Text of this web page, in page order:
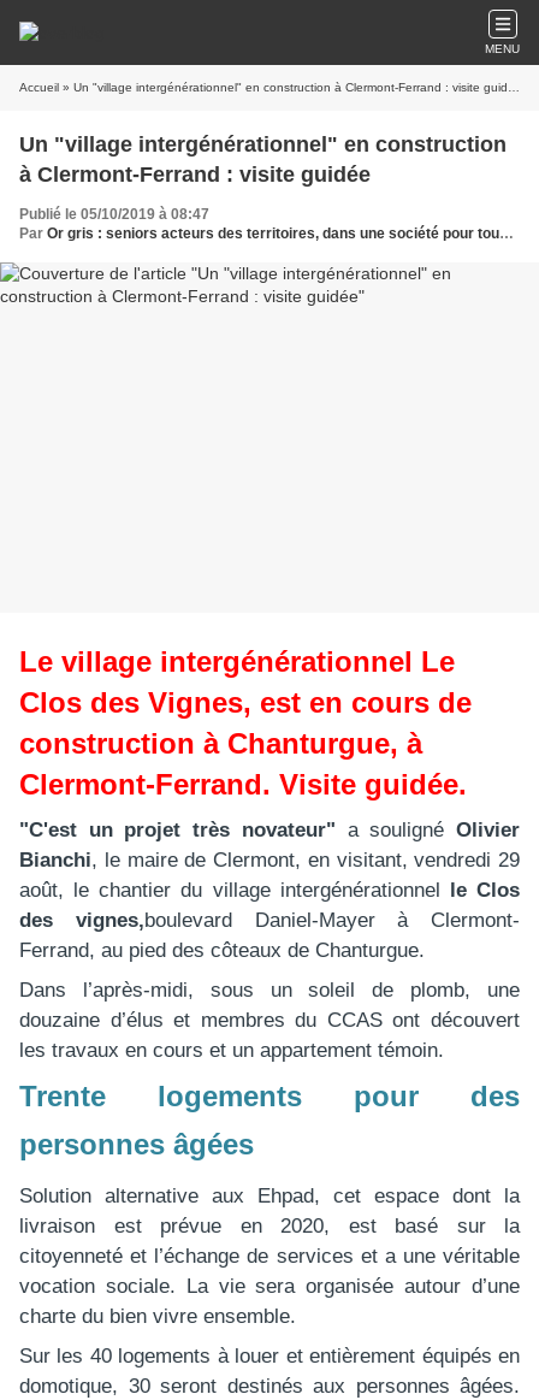
MENU
Accueil » Un "village intergénérationnel" en construction à Clermont-Ferrand : visite guidée
Un "village intergénérationnel" en construction
à Clermont-Ferrand : visite guidée
Publié le 05/10/2019 à 08:47
Par Or gris : seniors acteurs des territoires, dans une société pour tous les âges
Le village intergénérationnel Le
Clos des Vignes, est en cours de
construction à Chanturgue, à
Clermont-Ferrand. Visite guidée.
"C'est un projet très novateur" a soulignéOlivier
Bianchi, le maire de Clermont, en visitant, vendredi 29
août, le chantier du village intergénérationnel le Clos
des vignes,boulevard Daniel-Mayer à Clermont-
Ferrand, au pied des côteaux de Chanturgue.
Dans l’après-midi, sous un soleil de plomb, une
douzaine d’élus et membres du CCAS ont découvert
les travaux en cours et un appartement témoin.
Trente logements pour des
personnes âgées
Solution alternative aux Ehpad, cet espace dont la
livraison est prévue en 2020, est basé sur la
citoyenneté et l’échange de services et a une véritable
vocation sociale. La vie sera organisée autour d’une
charte du bien vivre ensemble.
Sur les 40 logements à louer et entièrement équipés en
domotique, 30 seront destinés aux personnes âgées.